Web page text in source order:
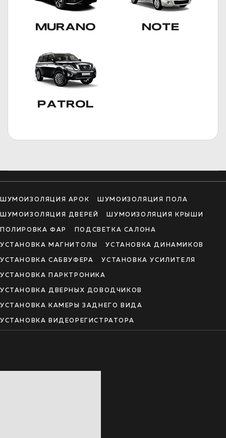
MURANO NOTE
PATROL
ШУМОИЗОЛЯЦИЯ АРОК ШУМОИЗОЛЯЦИЯ ПОЛА
ШУМОИЗОЛЯЦИЯ ДВЕРЕЙ ШУМОИЗОЛЯЦИЯ КРЫШИ
ПОЛИРОВКА ФАР ПОДСВЕТКА САЛОНА
УСТАНОВКА МАГНИТОЛЫ УСТАНОВКА ДИНАМИКОВ
УСТАНОВКА САБВУФЕРА УСТАНОВКА УСИЛИТЕЛЯ
УСТАНОВКА ПАРКТРОНИКА
УСТАНОВКА ДВЕРНЫХ ДОВОДЧИКОВ
УСТАНОВКА КАМЕРЫ ЗАДНЕГО ВИДА
УСТАНОВКА ВИДЕОРЕГИСТРАТОРА